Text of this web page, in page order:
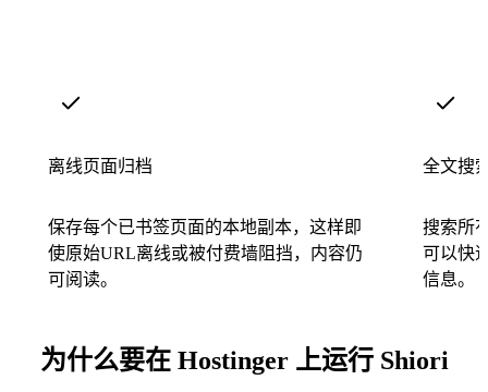
离线页面归档
保存每个已书签页面的本地副本，这样即
使原始URL离线或被付费墙阻挡，内容仍
可阅读。
全文搜
搜索所
可以快
信息。
为什么要在 Hostinger 上运行 Shiori